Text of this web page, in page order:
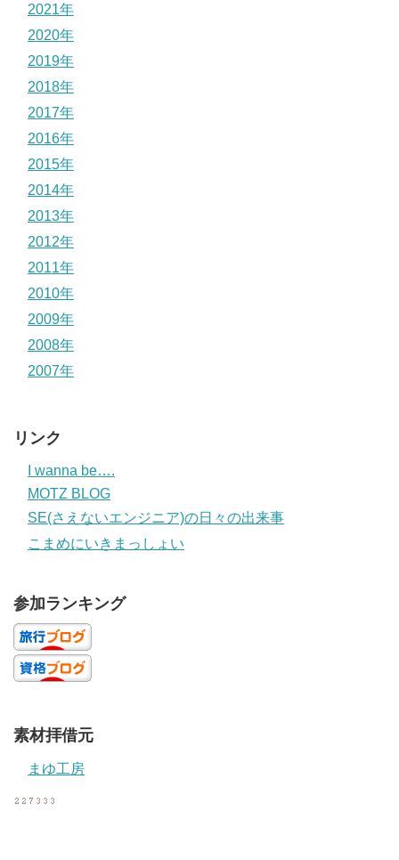
2021年
2020年
2019年
2018年
2017年
2016年
2015年
2014年
2013年
2012年
2011年
2010年
2009年
2008年
2007年
リンク
I wanna be….
MOTZ BLOG
SE(さえないエンジニア)の日々の出来事
こまめにいきまっしょい
参加ランキング
素材拝借元
まゆ工房